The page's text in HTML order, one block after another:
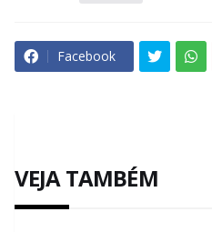
Facebook
VEJA TAMBÉM